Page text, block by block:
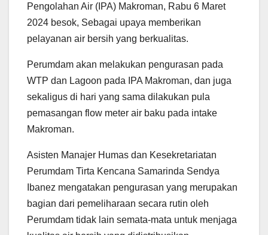
Pengolahan Air (IPA) Makroman, Rabu 6 Maret
2024 besok, Sebagai upaya memberikan
pelayanan air bersih yang berkualitas.
Perumdam akan melakukan pengurasan pada
WTP dan Lagoon pada IPA Makroman, dan juga
sekaligus di hari yang sama dilakukan pula
pemasangan flow meter air baku pada intake
Makroman.
Asisten Manajer Humas dan Kesekretariatan
Perumdam Tirta Kencana Samarinda Sendya
Ibanez mengatakan pengurasan yang merupakan
bagian dari pemeliharaan secara rutin oleh
Perumdam tidak lain semata-mata untuk menjaga